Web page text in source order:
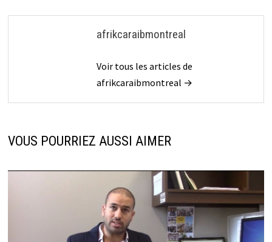
afrikcaraibmontreal
Voir tous les articles de
afrikcaraibmontreal →
VOUS POURRIEZ AUSSI AIMER